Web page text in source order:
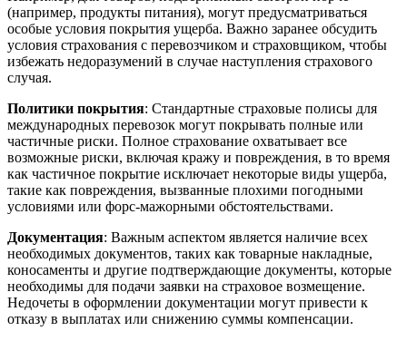
(например, продукты питания), могут предусматриваться
особые условия покрытия ущерба. Важно заранее обсудить
условия страхования с перевозчиком и страховщиком, чтобы
избежать недоразумений в случае наступления страхового
случая.
Политики покрытия: Стандартные страховые полисы для
международных перевозок могут покрывать полные или
частичные риски. Полное страхование охватывает все
возможные риски, включая кражу и повреждения, в то время
как частичное покрытие исключает некоторые виды ущерба,
такие как повреждения, вызванные плохими погодными
условиями или форс-мажорными обстоятельствами.
Документация: Важным аспектом является наличие всех
необходимых документов, таких как товарные накладные,
коносаменты и другие подтверждающие документы, которые
необходимы для подачи заявки на страховое возмещение.
Недочеты в оформлении документации могут привести к
отказу в выплатах или снижению суммы компенсации.